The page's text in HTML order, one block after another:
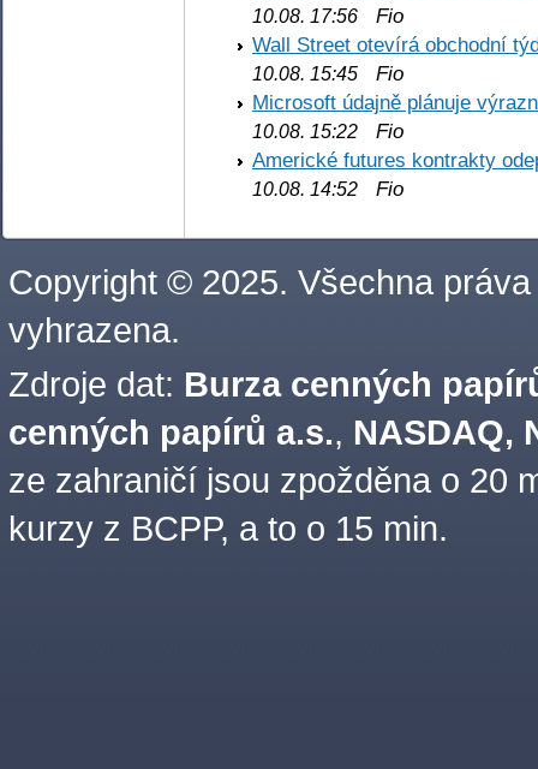
10.08. 17:56 Fio
Wall Street otevírá obchodní
10.08. 15:45 Fio
Microsoft údajně plánuje
10.08. 15:22 Fio
Americké futures kontrakty
10.08. 14:52 Fio
Copyright © 2025. Všechna práva
vyhrazena.
Zdroje dat: Burza cenných
cenných papírů a.s., NASDAQ,
ze zahraničí jsou zpožděna o 20
kurzy z BCPP, a to o 15 min.